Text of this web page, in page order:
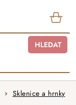
HLEDAT
Sklenice a hrnky